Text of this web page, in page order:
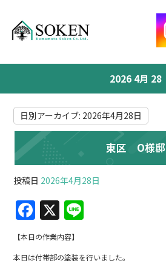
2026 4月 28
日別アーカイブ: 2026年4月28日
東区 O様邸
投稿日 2026年4月28日
F
a
c
X
e
【本日の作業内容】
本日は付帯部の塗装を行いました。